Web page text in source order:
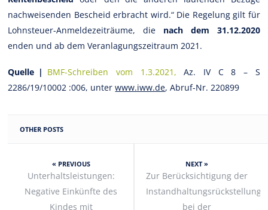
nachweisenden Bescheid erbracht wird.“ Die Regelung gilt für
Lohnsteuer-Anmeldezeiträume, die nach dem 31.12.2020
enden und ab dem Veranlagungszeitraum 2021.
Quelle | BMF-Schreiben vom 1.3.2021, Az. IV C 8 – S
2286/19/10002 :006, unterwww.iww.de, Abruf-Nr. 220899
OTHER POSTS
« PREVIOUS
Unterhaltsleistungen:
Negative Einkünfte des
Kindes mit
NEXT »
Zur Berücksichtigung der
Instandhaltungsrückstellung
bei der